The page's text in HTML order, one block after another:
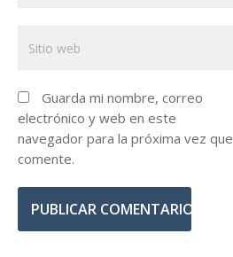
Guarda mi nombre, correo
electrónico y web en este
navegador para la próxima vez que
comente.